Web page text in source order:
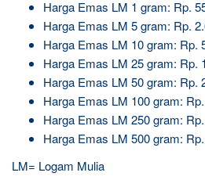
Harga Emas LM 1 gram: Rp.
Harga Emas LM 5 gram: Rp.
Harga Emas LM 10 gram: Rp.
Harga Emas LM 25 gram: Rp.
Harga Emas LM 50 gram: Rp.
Harga Emas LM 100 gram:
Harga Emas LM 250 gram:
Harga Emas LM 500 gram:
LM= Logam Mulia